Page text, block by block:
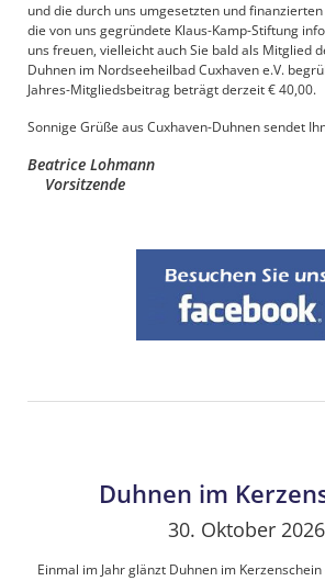
und die durch uns umgesetzten und
die von uns gegründete Klaus-Kamp-Stiftung
uns freuen, vielleicht auch Sie bald als Mitglied
Duhnen im Nordseeheilbad Cuxhaven e.V.
Jahres-Mitgliedsbeitrag beträgt derzeit € 40,00.
Sonnige Grüße aus Cuxhaven-Duhnen sendet
Beatrice Lohmann
Vorsitzende
Duhnen im
30. Oktober 2026
Einmal im Jahr glänzt Duhnen im